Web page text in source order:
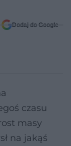
Dodaj do Google
czasu
masy
na jakąś